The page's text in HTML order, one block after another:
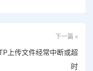
下一篇 »
上传文件经常中断或超
时